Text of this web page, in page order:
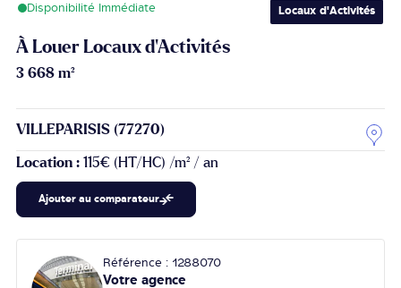
Disponibilité Immédiate Locaux d'Activités
À Louer Locaux d'Activités
3 668 m²
VILLEPARISIS (77270)
Location : 115€ (HT/HC) /m² / an
Ajouter au comparateur
Référence : 1288070
Votre agence